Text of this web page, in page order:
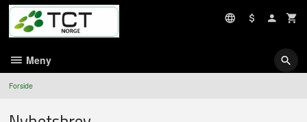
Gå
innholdet
Meny
Forside